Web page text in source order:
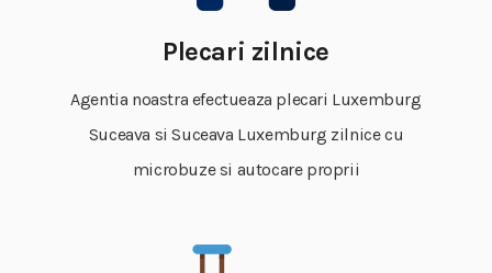
Plecari zilnice
Agentia noastra efectueaza plecari Luxemburg
Suceava si Suceava Luxemburg zilnice cu
microbuze si autocare proprii